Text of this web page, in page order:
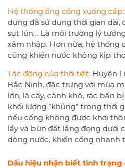
Hệ thống ống cống xuống cấp:
dựng đã sử dụng thời gian dài,
sụt lún… Là môi trường lý
xâm nhập. Hơn nữa, hệ thống
cũng khiến nước không kịp
Tác động của thời tiết: Huyện
Bắc Ninh, đặc trưng với mùa
lớn, lá cây, cành khô, rác bẩn
khối lượng “khủng” trong thời
nếu cống không được khơi
lầy và bùn đất lắng đọng dưới
dòng nước, khiến cống nhanh
Dấu hiệu nhận biết tình